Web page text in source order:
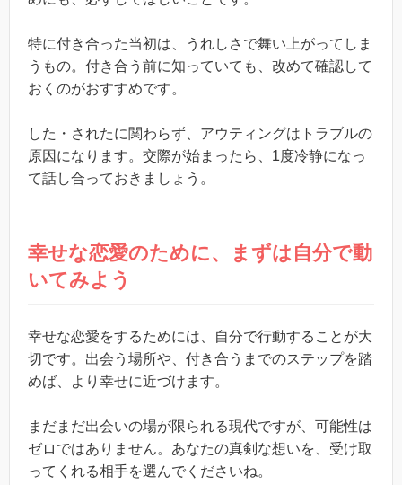
特に付き合った当初は、うれしさで舞い上がってしま
うもの。付き合う前に知っていても、改めて確認して
おくのがおすすめです。
した・されたに関わらず、アウティングはトラブルの
原因になります。交際が始まったら、1度冷静になっ
て話し合っておきましょう。
幸せな恋愛のために、まずは自分で動
いてみよう
幸せな恋愛をするためには、自分で行動することが大
切です。出会う場所や、付き合うまでのステップを踏
めば、より幸せに近づけます。
まだまだ出会いの場が限られる現代ですが、可能性は
ゼロではありません。あなたの真剣な想いを、受け取
ってくれる相手を選んでくださいね。